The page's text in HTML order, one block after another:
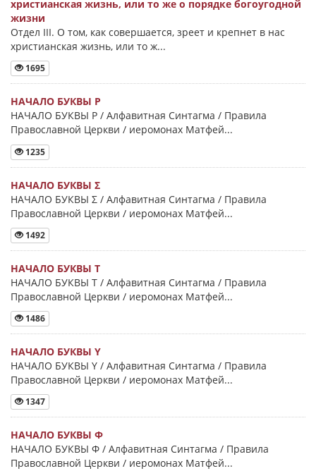
христианская жизнь, или то же о порядке богоугодной
жизни
Отдел III. О том, как совершается, зреет и крепнет в нас
христианская жизнь, или то ж...
1695
НАЧАЛО БУКВЫ Ρ
НАЧАЛО БУКВЫ Ρ / Алфавитная Синтагма / Правила
Православной Церкви / иеромонах Матфей...
1235
НАЧАЛО БУКВЫ Σ
НАЧАЛО БУКВЫ Σ / Алфавитная Синтагма / Правила
Православной Церкви / иеромонах Матфей...
1492
НАЧАЛО БУКВЫ Τ
НАЧАЛО БУКВЫ Τ / Алфавитная Синтагма / Правила
Православной Церкви / иеромонах Матфей...
1486
НАЧАЛО БУКВЫ Y
НАЧАЛО БУКВЫ Y / Алфавитная Синтагма / Правила
Православной Церкви / иеромонах Матфей...
1347
НАЧАЛО БУКВЫ Φ
НАЧАЛО БУКВЫ Φ / Алфавитная Синтагма / Правила
Православной Церкви / иеромонах Матфей...